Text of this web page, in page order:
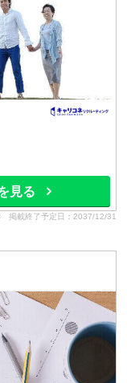
見る
掲載終了予定日：2037/12/31